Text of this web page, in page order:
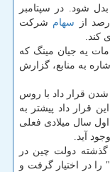
شود. در سپتامبر
سهام شركت
یه جیان مینگ كه
به منابع، گزارش
شدن قرار داد با روس
قرار داد پیشتر به
اول سال میلادی فعلی
آید.
دولت چین در
را در اختیار گرفت و